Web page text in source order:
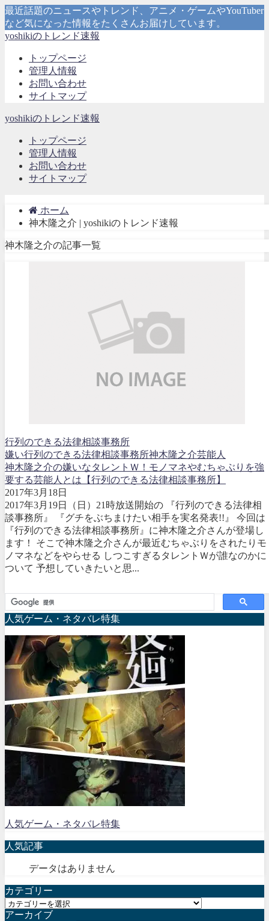
最近話題のニュースやトレンド、アニメ・ゲームやYouTuber
など気になった情報をたくさんお届けしています。
yoshikiのトレンド速報
トップページ
管理人情報
お問い合わせ
サイトマップ
yoshikiのトレンド速報
トップページ
管理人情報
お問い合わせ
サイトマップ
ホーム
神木隆之介 | yoshikiのトレンド速報
神木隆之介の記事一覧
行列のできる法律相談事務所
嫌い行列のできる法律相談事務所神木隆之介芸能人
神木隆之介の嫌いなタレントＷ！モノマネやむちゃぶりを強
要する芸能人とは【行列のできる法律相談事務所】
2017年3月18日
2017年3月19日（日）21時放送開始の 『行列のできる法律相
談事務所』 『グチをぶちまけたい相手を実名発表!!』 今回は
『行列のできる法律相談事務所』に神木隆之介さんが登場し
ます！ そこで神木隆之介さんが最近むちゃぶりをされたりモ
ノマネなどをやらせる しつこすぎるタレントＷが誰なのかに
ついて 予想していきたいと思...
人気ゲーム・ネタバレ特集
人気ゲーム・ネタバレ特集
人気記事
データはありません
カテゴリー
カ
テ
アーカイブ